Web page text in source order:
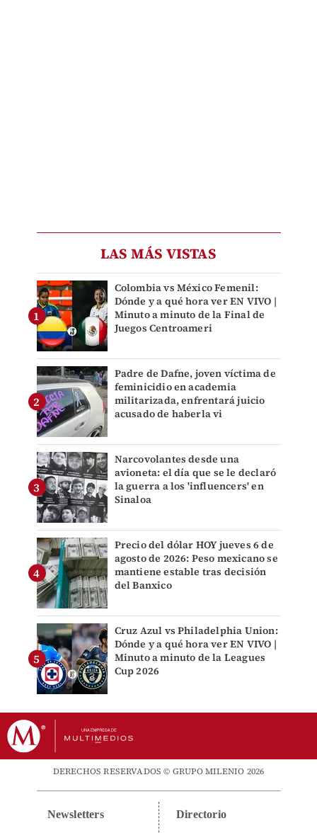
LAS MÁS VISTAS
Colombia vs México Femenil:
Dónde y a qué hora ver EN VIVO |
Minuto a minuto de la Final de
Juegos Centroameri
Padre de Dafne, joven víctima de
feminicidio en academia
militarizada, enfrentará juicio
acusado de haberla vi
Narcovolantes desde una
avioneta: el día que se le declaró
la guerra a los 'influencers' en
Sinaloa
Precio del dólar HOY jueves 6 de
agosto de 2026: Peso mexicano se
mantiene estable tras decisión
del Banxico
Cruz Azul vs Philadelphia Union:
Dónde y a qué hora ver EN VIVO |
Minuto a minuto de la Leagues
Cup 2026
DERECHOS RESERVADOS © GRUPO MILENIO 2026
Newsletters Directorio